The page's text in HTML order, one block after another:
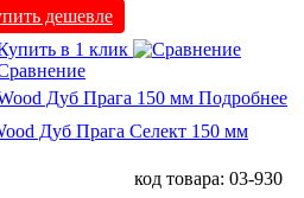
дешевле
в 1 клик
Подробнее
Дуб Прага Селект 150 мм
код товара: 03-930